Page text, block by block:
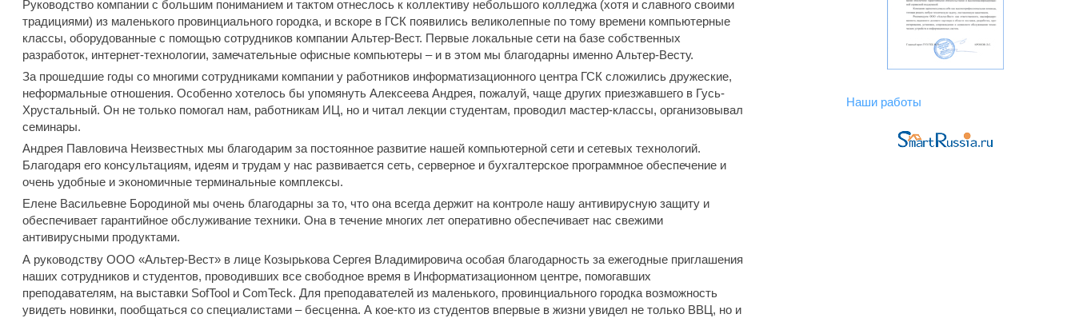
Руководство компании с большим пониманием и тактом отнеслось к коллективу небольшого колледжа (хотя и славного своими
традициями) из маленького провинциального городка, и вскоре в ГСК появились великолепные по тому времени компьютерные
классы, оборудованные с помощью сотрудников компании Альтер-Вест. Первые локальные сети на базе собственных
разработок, интернет-технологии, замечательные офисные компьютеры – и в этом мы благодарны именно Альтер-Весту.
За прошедшие годы со многими сотрудниками компании у работников информатизационного центра ГСК сложились дружеские,
неформальные отношения. Особенно хотелось бы упомянуть Алексеева Андрея, пожалуй, чаще других приезжавшего в Гусь-
Хрустальный. Он не только помогал нам, работникам ИЦ, но и читал лекции студентам, проводил мастер-классы, организовывал
семинары.
Андрея Павловича Неизвестных мы благодарим за постоянное развитие нашей компьютерной сети и сетевых технологий.
Благодаря его консультациям, идеям и трудам у нас развивается сеть, серверное и бухгалтерское программное обеспечение и
очень удобные и экономичные терминальные комплексы.
Елене Васильевне Бородиной мы очень благодарны за то, что она всегда держит на контроле нашу антивирусную защиту и
обеспечивает гарантийное обслуживание техники. Она в течение многих лет оперативно обеспечивает нас свежими
антивирусными продуктами.
А руководству ООО «Альтер-Вест» в лице Козырькова Сергея Владимировича особая благодарность за ежегодные приглашения
наших сотрудников и студентов, проводивших все свободное время в Информатизационном центре, помогавших
преподавателям, на выставки SofTool и ComTeck. Для преподавателей из маленького, провинциального городка возможность
увидеть новинки, пообщаться со специалистами – бесценна. А кое-кто из студентов впервые в жизни увидел не только ВВЦ, но и